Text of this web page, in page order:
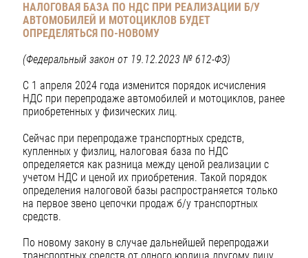
НАЛОГОВАЯ БАЗА ПО НДС ПРИ РЕАЛИЗАЦИИ Б/У
АВТОМОБИЛЕЙ И МОТОЦИКЛОВ БУДЕТ
ОПРЕДЕЛЯТЬСЯ ПО-НОВОМУ
(Федеральный закон от 19.12.2023 № 612-ФЗ)
С 1 апреля 2024 года изменится порядок исчисления
НДС при перепродаже автомобилей и мотоциклов, ранее
приобретенных у физических лиц.
Сейчас при перепродаже транспортных средств,
купленных у физлиц, налоговая база по НДС
определяется как разница между ценой реализации с
учетом НДС и ценой их приобретения. Такой порядок
определения налоговой базы распространяется только
на первое звено цепочки продаж б/у транспортных
средств.
По новому закону в случае дальнейшей перепродажи